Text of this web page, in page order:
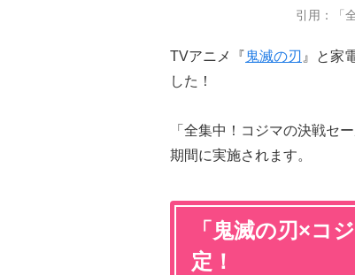
引用：「
TVアニメ『鬼滅の刃 』と家
した！
「全集中！コジマの決戦セ
期間に実施されます。
「鬼滅の刃×コ
定！